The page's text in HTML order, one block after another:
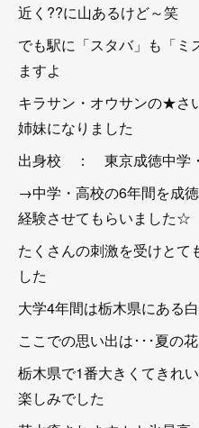
近く??に山あるけど～笑
でも駅に「スタバ」も「ミ
ますよ
キラサン・オウサンの★
姉妹になりました
出身校 ： 東京成徳中
→中学・高校の6年間を成
経験させてもらいました☆
たくさんの刺激を受けとて
した
大学4年間は栃木県にある
ここでの思い出は･･･夏の
栃木県で1番大きくてきれ
楽しみでした